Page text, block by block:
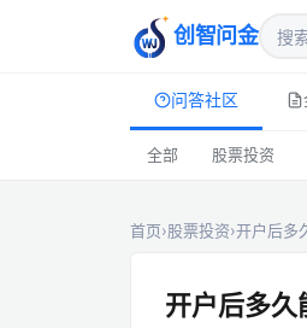
创智问金
问答社区
全部 股票投资
首页›股票投资›开户后多
开户后多久